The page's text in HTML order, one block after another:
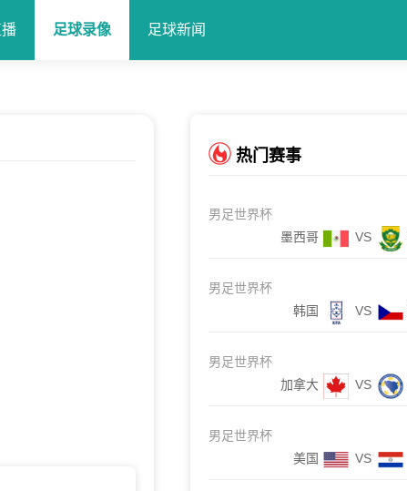
足球录像 足球新闻
热门赛事
男足世界杯
墨西哥
VS
男足世界杯
韩国
VS
男足世界杯
加拿大
VS
男足世界杯
美国
VS